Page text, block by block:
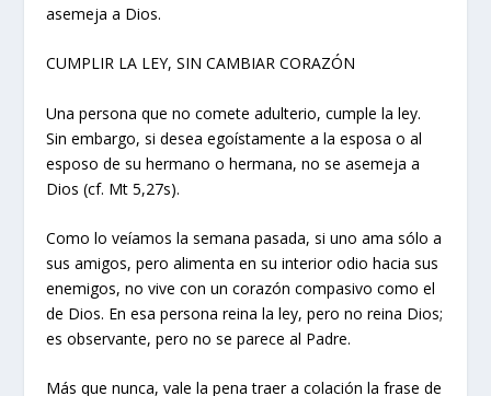
asemeja a Dios.
CUMPLIR LA LEY, SIN CAMBIAR CORAZÓN
Una persona que no comete adulterio, cumple la ley.
Sin embargo, si desea egoístamente a la esposa o al
esposo de su hermano o hermana, no se asemeja a
Dios (cf. Mt 5,27s).
Como lo veíamos la semana pasada, si uno ama sólo a
sus amigos, pero alimenta en su interior odio hacia sus
enemigos, no vive con un corazón compasivo como el
de Dios. En esa persona reina la ley, pero no reina Dios;
es observante, pero no se parece al Padre.
Más que nunca, vale la pena traer a colación la frase de